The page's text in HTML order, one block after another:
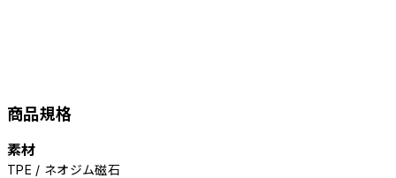
商品規格
素材
TPE / ネオジム磁石